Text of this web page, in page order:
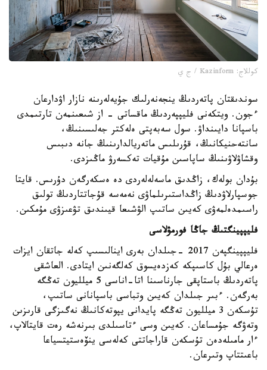
كوللاج: Kazinform / ج ي
سوندىقتان پاتەردىڭ ينجەنەرلىك جۇيەلەرىنە نازار اۋدارعان
ءجون. ويتكەنى فليپپەردىڭ ماقساتى - از شىعىنمەن تارتىمدى
باسپانا دايىنداۋ. سول سەبەپتى ەلەكتر جەلىسىنىڭ،
سانتەحنيكانىڭ، قۇرىلىس ماتەريالدارىنىڭ جانە دىبىس
وقشاۋلاۋىنىڭ ساپاسىن مۇقيات تەكسەرۋ ماڭىزدى.
بۇدان بولەك، زاڭدىق ماسەلەلەردى دە ەسكەرگەن دۇرىس. قايتا
جوسپارلاۋدىڭ زاڭداستىرىلماۋى نەمەسە قۇجاتتاردىڭ تولىق
راسىمدەلمەۋى كەيىن ساتىپ الۋشىعا قيىندىق تۋعىزۋى مۇمكىن.
فليپپينگتىڭ جاڭا فورمۋلاسى
فليپپينگپەن 2017 -جىلدان بەرى اينالىسىپ كەلە جاتقان ايزات
ەرعالي بۇل كاسىپكە كەزدەيسوق كەلگەنىن ايتادى. العاشقى
پاتەردىڭ باستاپقى جارناسىنا اتا-اناسى 5 ميلليون تەڭگە
بەرگەن. ءبىر جىلدان كەيىن وتباسى باسپانانى ساتىپ،
تۇسكەن 3 ميلليون تەڭگە پايدانى يپوتەكانىڭ نەگىزگى قارىزىن
وتەۋگە جۇمساعان. كەيىن وسى ءتاسىلدى بىرنەشە رەت قايتالاپ،
ءار مامىلەدەن تۇسكەن قاراجاتتى كەلەسى ينۆەستيتسياعا
باعىتتاپ وتىرعان.